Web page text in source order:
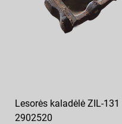
Lesorės kaladėlė ZIL-131
2902520